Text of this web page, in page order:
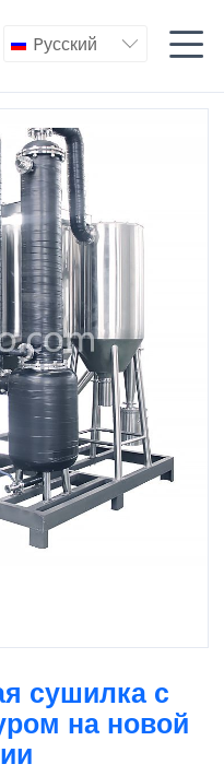
Pусский  
сушилка с
на новой